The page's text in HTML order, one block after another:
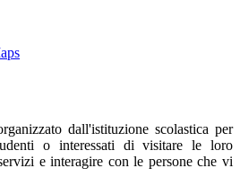
dall'istituzione scolastica per
o interessati di visitare le loro
e interagire con le persone che vi